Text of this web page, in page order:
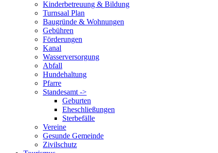
Kinderbetreuung & Bildung
Turnsaal Plan
Baugründe & Wohnungen
Gebühren
Förderungen
Kanal
Wasserversorgung
Abfall
Hundehaltung
Pfarre
Standesamt ->
Geburten
Eheschließungen
Sterbefälle
Vereine
Gesunde Gemeinde
Zivilschutz